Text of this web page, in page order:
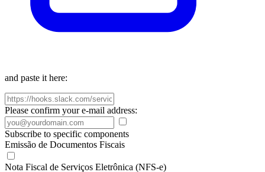
and paste it here:
Please confirm your e-mail address:
Subscribe to specific components
Emissão de Documentos Fiscais
Nota Fiscal de Serviços Eletrônica (NFS-e)